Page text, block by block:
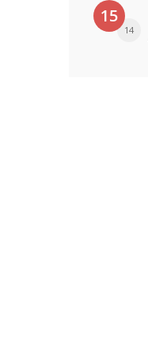
15
14